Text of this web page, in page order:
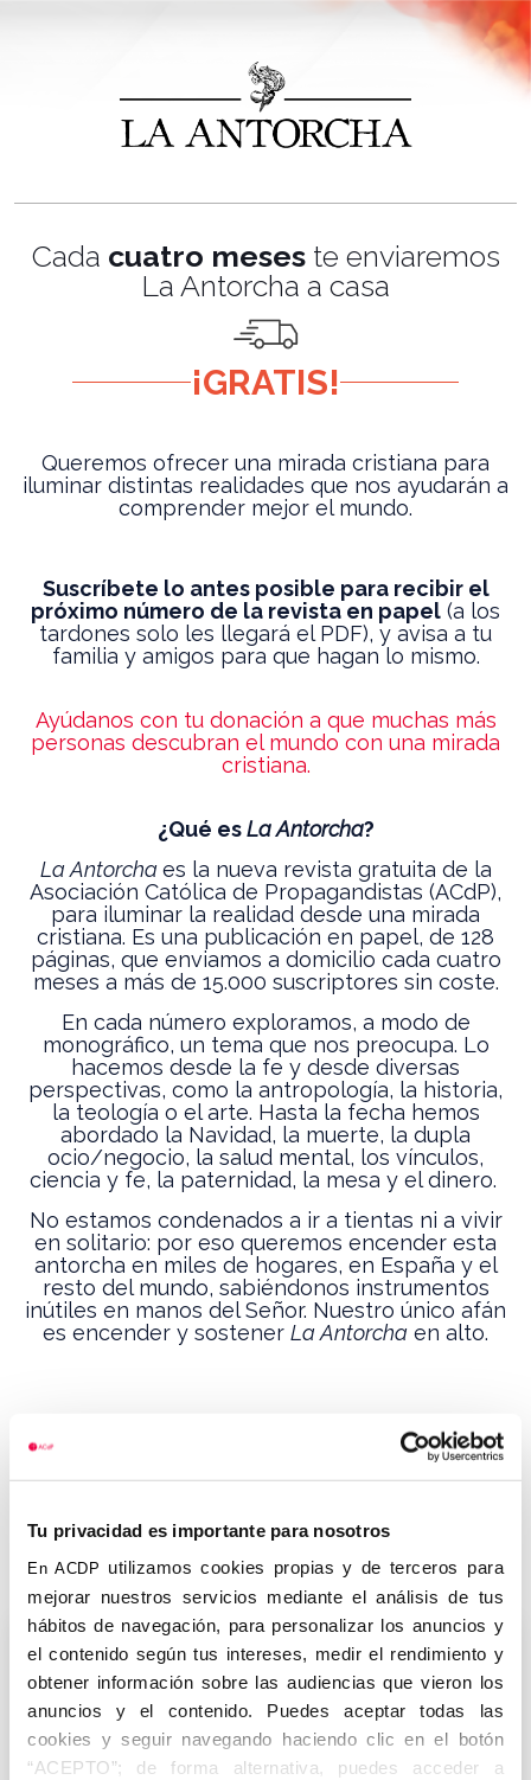
Tu privacidad es importante para nosotros
En ACDP utilizamos cookies propias y de terceros para
mejorar nuestros servicios mediante el análisis de tus
hábitos de navegación, para personalizar los anuncios y
el contenido según tus intereses, medir el rendimiento y
obtener información sobre las audiencias que vieron los
anuncios y el contenido. Puedes aceptar todas las
cookies y seguir navegando haciendo clic en el botón
“ACEPTO”; de forma alternativa, puedes acceder a
Cada cuatro meseste enviaremos
La Antorcha a casa
¡GRATIS!
Queremos ofrecer una mirada cristiana para
iluminar distintas realidades que nos ayudarán a
comprender mejor el mundo.
Suscríbete lo antes posible para recibir el
próximo número de la revista en papel (a los
tardones solo les llegará el PDF), y avisa a tu
familia y amigos para que hagan lo mismo.
Ayúdanos con tu donación a que muchas más
personas descubran el mundo con una mirada
cristiana.
¿Qué esLa Antorcha?
La Antorchaes la nueva revista gratuita de la
Asociación Católica de Propagandistas (ACdP),
para iluminar la realidad desde una mirada
cristiana. Es una publicación en papel, de 128
páginas, que enviamos a domicilio cada cuatro
meses a más de 15.000 suscriptores sin coste.
En cada número exploramos, a modo de
monográfico, un tema que nos preocupa. Lo
hacemos desde la fe y desde diversas
perspectivas, como la antropología, la historia,
la teología o el arte. Hasta la fecha hemos
abordado la Navidad, la muerte, la dupla
ocio/negocio, la salud mental, los vínculos,
ciencia y fe, la paternidad, la mesa y el dinero.
No estamos condenados a ir a tientas ni a vivir
en solitario: por eso queremos encender esta
antorcha en miles de hogares, en España y el
resto del mundo, sabiéndonos instrumentos
inútiles en manos del Señor. Nuestro único afán
es encender y sostener La Antorcha en alto.
Si te perdiste en papel alguno de los números
alguno de sus artículos o entrevistas, te los
dejamos aquí en PDF, para que puedas
descargarlos y consultarlos aquí:
Déjanos tus datos y te enviaremos la revista
totalmente Gratis